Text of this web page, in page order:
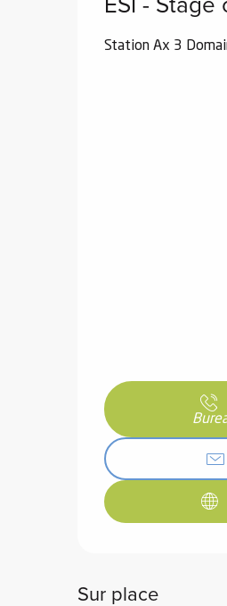
Station Ax 3
Sur place